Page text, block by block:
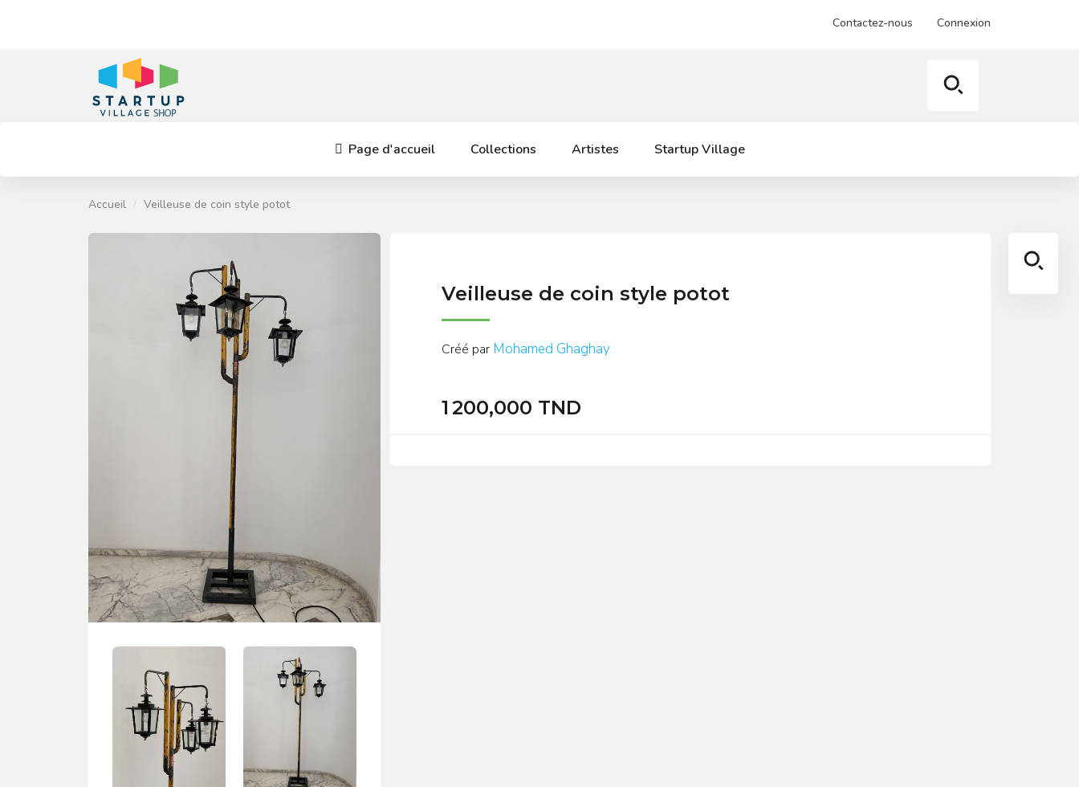
Contactez-nous Connexion
Page d'accueil Collections Artistes Startup Village
Accueil Veilleuse de coin style potot
Veilleuse de coin style potot
Créé par Mohamed Ghaghay
1 200,000 TND